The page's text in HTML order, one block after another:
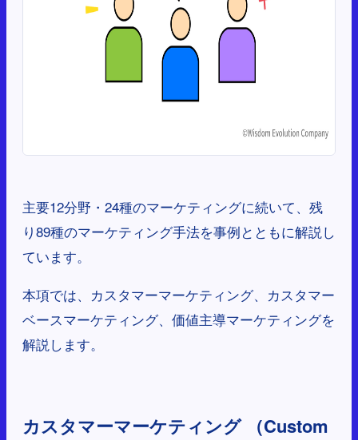
主要12分野・24種のマーケティングに続いて、残
り89種のマーケティング手法を事例とともに解説し
ています。
本項では、カスタマーマーケティング、カスタマー
ベースマーケティング、価値主導マーケティングを
解説します。
カスタマーマーケティング （Custom